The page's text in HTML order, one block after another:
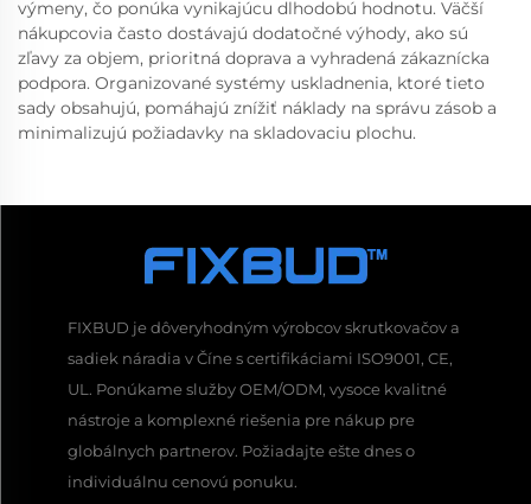
výmeny, čo ponúka vynikajúcu dlhodobú hodnotu. Väčší
nákupcovia často dostávajú dodatočné výhody, ako sú
zľavy za objem, prioritná doprava a vyhradená zákaznícka
podpora. Organizované systémy uskladnenia, ktoré tieto
sady obsahujú, pomáhajú znížiť náklady na správu zásob a
minimalizujú požiadavky na skladovaciu plochu.
FIXBUD je dôveryhodným výrobcov skrutkovačov a
sadiek náradia v Číne s certifikáciami ISO9001, CE,
UL. Ponúkame služby OEM/ODM, vysoce kvalitné
nástroje a komplexné riešenia pre nákup pre
globálnych partnerov. Požiadajte ešte dnes o
individuálnu cenovú ponuku.